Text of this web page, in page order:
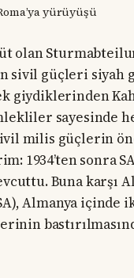
yürüyüşü
olan
sivil güçleri siyah
giydiklerinden
sayesinde
milis güçlerin
sonra
Buna karşı
Almanya